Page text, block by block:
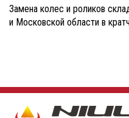
Замена колес и роликов
и Московской области в